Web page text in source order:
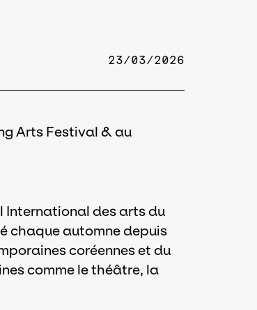
23/03/2026
Arts Festival & au
International des arts du
chaque automne depuis
coréennes et du
comme le théâtre, la